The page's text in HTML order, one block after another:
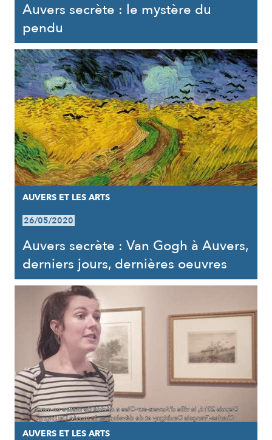
Auvers secrète : le mystère du
pendu
AUVERS ET LES ARTS
26/05/2020
Auvers secrète : Van Gogh à Auvers,
derniers jours, dernières oeuvres
AUVERS ET LES ARTS